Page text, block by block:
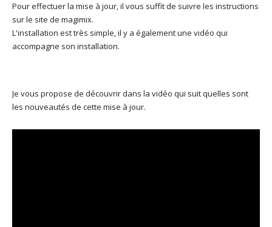
Pour effectuer la mise à jour, il vous suffit de suivre les instructions
sur le site de magimix.
L'installation est très simple, il y a également une vidéo qui
accompagne son installation.
Je vous propose de découvrir dans la vidéo qui suit quelles sont
les nouveautés de cette mise à jour.